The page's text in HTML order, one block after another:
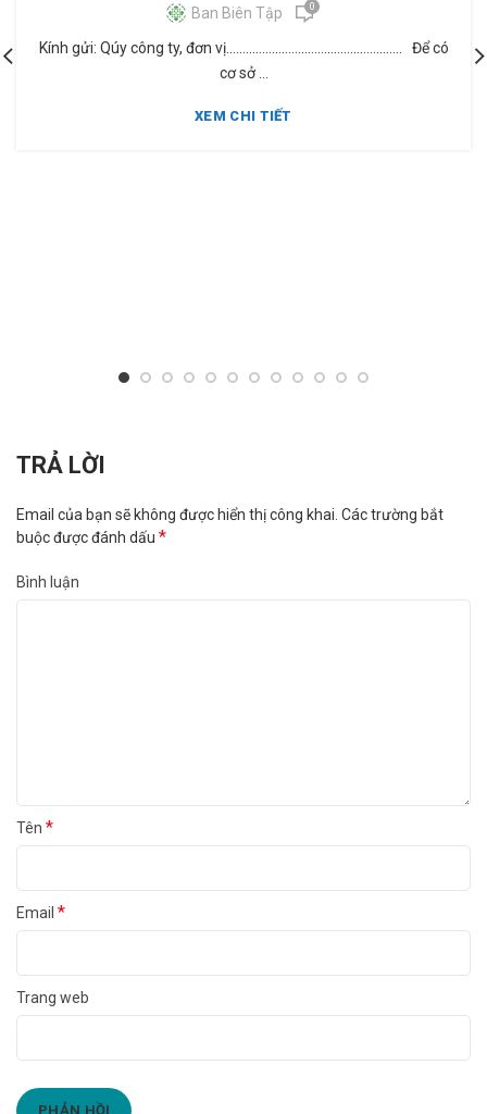
Ban Biên Tập 0
Kính gửi: Qúy công ty, đơn vị...................................................... Để có
cơ sở ...
XEM CHI TIẾT
TRẢ LỜI
Email của bạn sẽ không được hiển thị công khai. Các trường bắt
buộc được đánh dấu *
Bình luận
Tên *
Email *
Trang web